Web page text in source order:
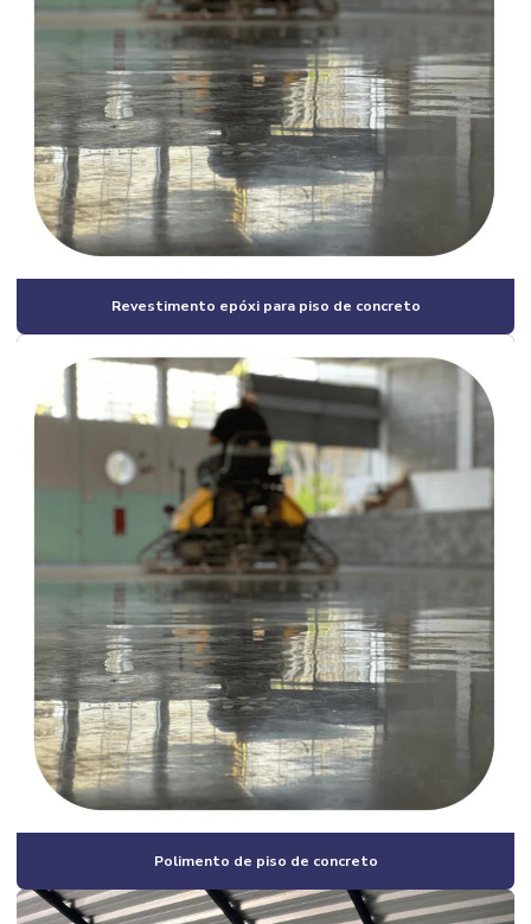
Construção civil industrial
Construção civil e reformas em geral
Construção civil residencial
Construção em estrutura metálica industrial
Construção estrutura metálica preço
Construção de galpão
Construção de galpão 2 andares
Construção de galpão estrutura metálica
Construção de galpão industrial
Construção de galpão industrial valor
Construção de galpão m2
Construção de galpão pré moldado
Construção de galpão pré moldado campinas
Construção de galpão pré moldado orçamento
Construção de galpão pré moldado preço
Construção de galpão pré moldado valor
Construção de galpão preço por m2
Construção de galpão valor
Construção de galpões metálicos
Revestimento epóxi para piso de concreto
Polimento de piso de concreto